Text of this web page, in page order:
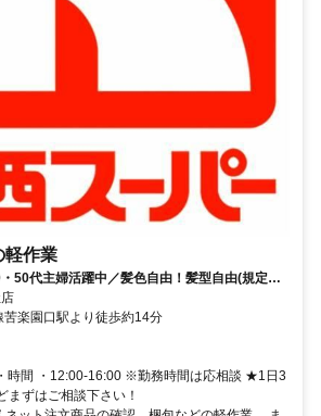
軽作業
・50代主婦活躍中／髪色自由！髪型自由(規定
あり♪
苦楽園口駅より徒歩約14分
時間 ・12:00-16:00 ※勤務時間は応相談 ★1日3
まずはご相談下さい！